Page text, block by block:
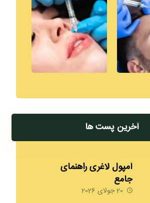
آخرین پست ها
آمپول لاغری راهنمای
جامع
20 جولای 2026